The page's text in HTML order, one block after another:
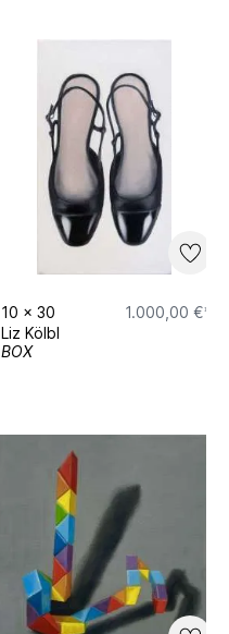
10 x 30
1.000,00 €*
Liz Kölbl
BOX